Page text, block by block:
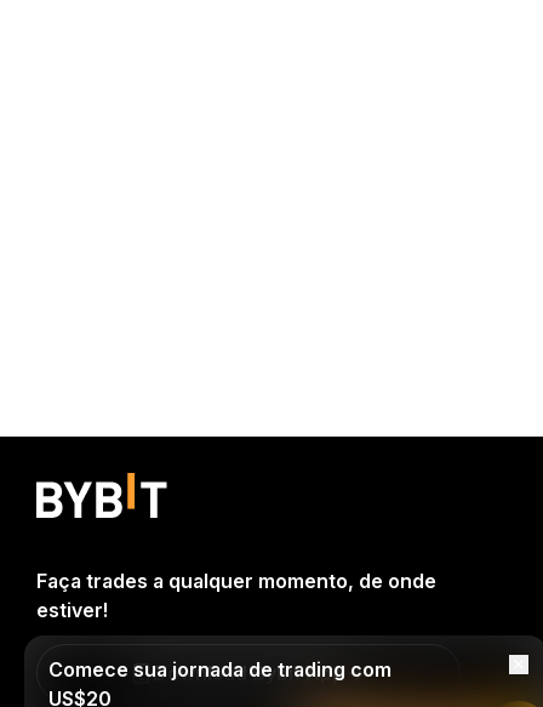
Faça trades a qualquer momento, de onde
estiver!
Download Bybit App
Comece sua jornada de trading com
US$20